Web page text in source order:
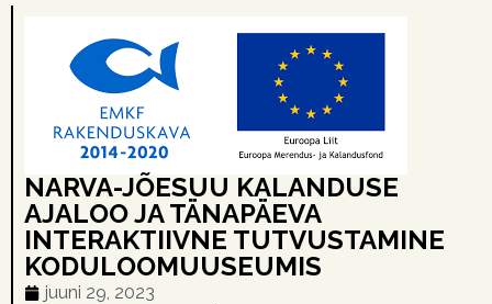
NARVA-JÕESUU KALANDUSE
AJALOO JA TÄNAPÄEVA
INTERAKTIIVNE TUTVUSTAMINE
KODULOOMUUSEUMIS
juuni 29, 2023